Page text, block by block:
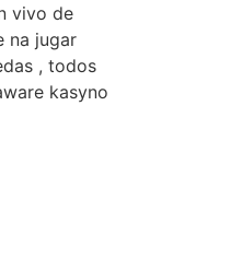
vivo de
na jugar
, todos
kasyno